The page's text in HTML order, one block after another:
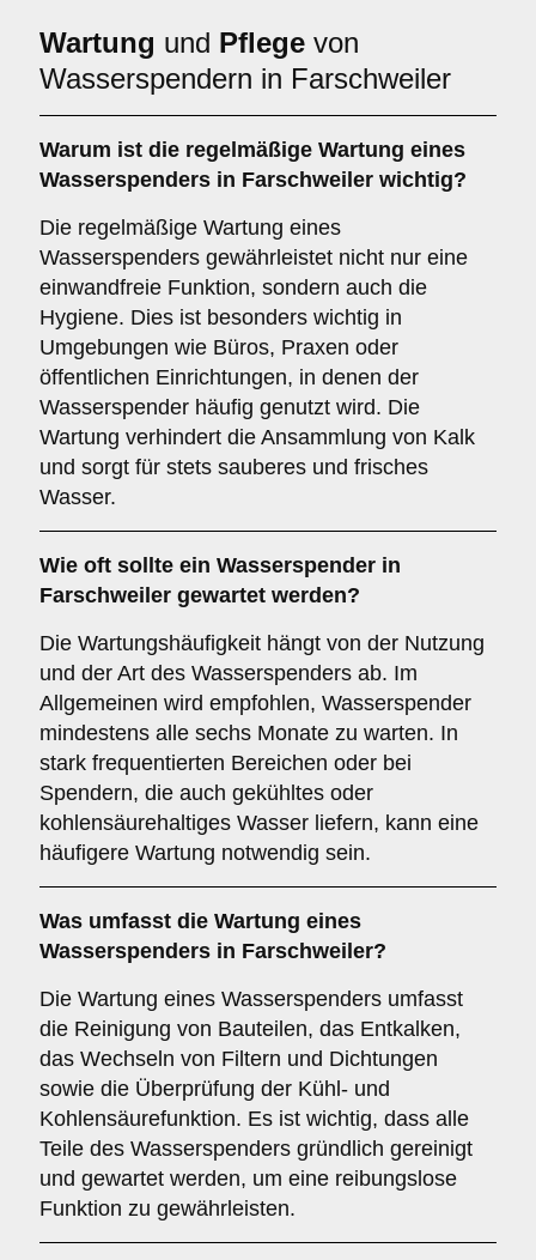
Wartung und Pflege von
Wasserspendern in Farschweiler
Warum ist die regelmäßige Wartung eines
Wasserspenders in Farschweiler wichtig?
Die regelmäßige Wartung eines
Wasserspenders gewährleistet nicht nur eine
einwandfreie Funktion, sondern auch die
Hygiene. Dies ist besonders wichtig in
Umgebungen wie Büros, Praxen oder
öffentlichen Einrichtungen, in denen der
Wasserspender häufig genutzt wird. Die
Wartung verhindert die Ansammlung von Kalk
und sorgt für stets sauberes und frisches
Wasser.
Wie oft sollte ein Wasserspender in
Farschweiler gewartet werden?
Die Wartungshäufigkeit hängt von der Nutzung
und der Art des Wasserspenders ab. Im
Allgemeinen wird empfohlen, Wasserspender
mindestens alle sechs Monate zu warten. In
stark frequentierten Bereichen oder bei
Spendern, die auch gekühltes oder
kohlensäurehaltiges Wasser liefern, kann eine
häufigere Wartung notwendig sein.
Was umfasst die Wartung eines
Wasserspenders in Farschweiler?
Die Wartung eines Wasserspenders umfasst
die Reinigung von Bauteilen, das Entkalken,
das Wechseln von Filtern und Dichtungen
sowie die Überprüfung der Kühl- und
Kohlensäurefunktion. Es ist wichtig, dass alle
Teile des Wasserspenders gründlich gereinigt
und gewartet werden, um eine reibungslose
Funktion zu gewährleisten.